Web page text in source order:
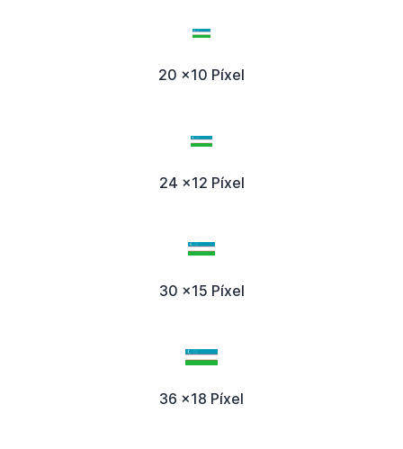
20 x10 Píxel
24 x12 Píxel
30 x15 Píxel
36 x18 Píxel